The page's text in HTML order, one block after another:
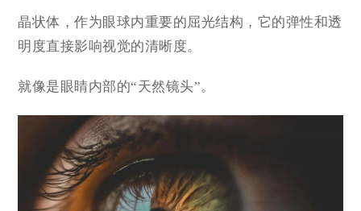
晶状体，作为眼球内重要的屈光结构，它的弹性和透
明度直接影响视觉的清晰度。
就像是眼睛内部的“天然镜头”。